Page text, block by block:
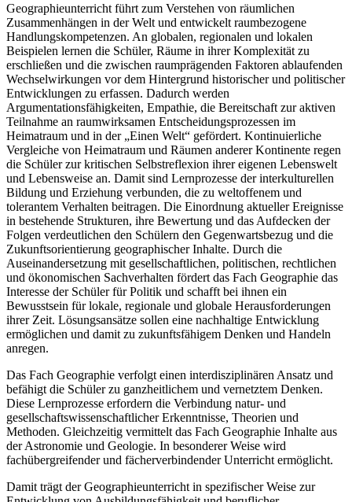
Geographieunterricht führt zum Verstehen von räumlichen
Zusammenhängen in der Welt und entwickelt raumbezogene
Handlungskompetenzen. An globalen, regionalen und lokalen
Beispielen lernen die Schüler, Räume in ihrer Komplexität zu
erschließen und die zwischen raumprägenden Faktoren ablaufenden
Wechselwirkungen vor dem Hintergrund historischer und politischer
Entwicklungen zu erfassen. Dadurch werden
Argumentationsfähigkeiten, Empathie, die Bereitschaft zur aktiven
Teilnahme an raumwirksamen Entscheidungsprozessen im
Heimatraum und in der „Einen Welt“ gefördert. Kontinuierliche
Vergleiche von Heimatraum und Räumen anderer Kontinente regen
die Schüler zur kritischen Selbstreflexion ihrer eigenen Lebenswelt
und Lebensweise an. Damit sind Lernprozesse der interkulturellen
Bildung und Erziehung verbunden, die zu weltoffenem und
tolerantem Verhalten beitragen. Die Einordnung aktueller Ereignisse
in bestehende Strukturen, ihre Bewertung und das Aufdecken der
Folgen verdeutlichen den Schülern den Gegenwartsbezug und die
Zukunftsorientierung geographischer Inhalte. Durch die
Auseinandersetzung mit gesellschaftlichen, politischen, rechtlichen
und ökonomischen Sachverhalten fördert das Fach Geographie das
Interesse der Schüler für Politik und schafft bei ihnen ein
Bewusstsein für lokale, regionale und globale Herausforderungen
ihrer Zeit. Lösungsansätze sollen eine nachhaltige Entwicklung
ermöglichen und damit zu zukunftsfähigem Denken und Handeln
anregen.
Das Fach Geographie verfolgt einen interdisziplinären Ansatz und
befähigt die Schüler zu ganzheitlichem und vernetztem Denken.
Diese Lernprozesse erfordern die Verbindung natur- und
gesellschaftswissenschaftlicher Erkenntnisse, Theorien und
Methoden. Gleichzeitig vermittelt das Fach Geographie Inhalte aus
der Astronomie und Geologie. In besonderer Weise wird
fachübergreifender und fächerverbindender Unterricht ermöglicht.
Damit trägt der Geographieunterricht in spezifischer Weise zur